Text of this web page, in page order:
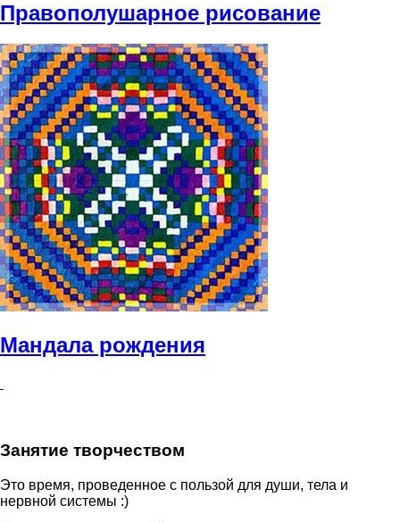
Правополушарное рисование
Мандала рождения
Занятие творчеством
Это время, проведенное с пользой для души, тела и
нервной системы :)